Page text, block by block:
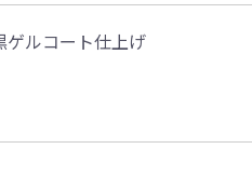
ルコート仕上げ